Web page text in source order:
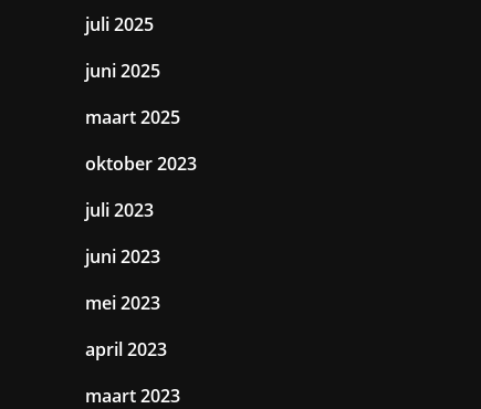
juli 2025
juni 2025
maart 2025
oktober 2023
juli 2023
juni 2023
mei 2023
april 2023
maart 2023